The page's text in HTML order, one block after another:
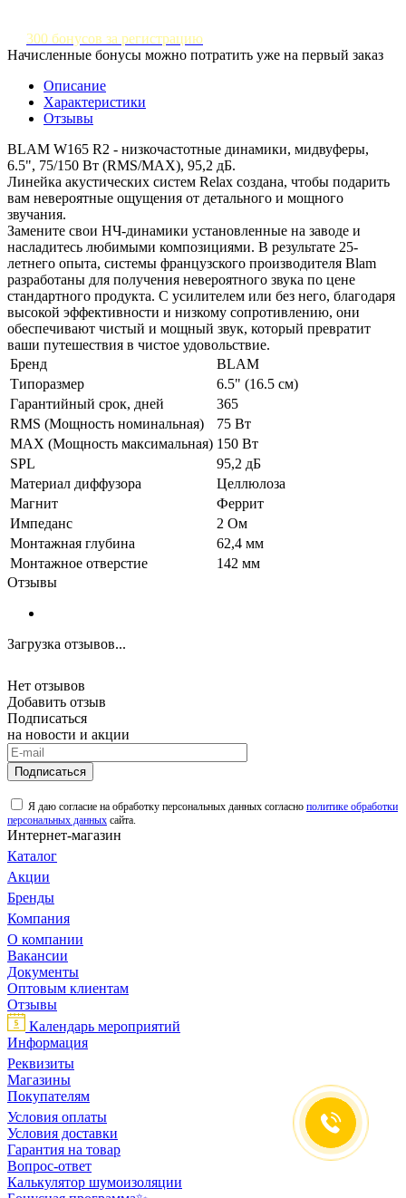
300 бонусов за регистрацию
Начисленные бонусы можно потратить уже на первый заказ
Описание
Характеристики
Отзывы
BLAM W165 R2 - низкочастотные динамики, мидвуферы,
6.5", 75/150 Вт (RMS/MAX), 95,2 дБ.
Линейка акустических систем Relax создана, чтобы подарить
вам невероятные ощущения от детального и мощного
звучания.
Замените свои НЧ-динамики установленные на заводе и
насладитесь любимыми композициями. В результате 25-
летнего опыта, системы французского производителя Blam
разработаны для получения невероятного звука по цене
стандартного продукта. С усилителем или без него, благодаря
высокой эффективности и низкому сопротивлению, они
обеспечивают чистый и мощный звук, который превратит
ваши путешествия в чистое удовольствие.
Бренд
BLAM
Типоразмер
6.5" (16.5 см)
Гарантийный срок, дней
365
RMS (Мощность номинальная)
75 Вт
MAX (Мощность максимальная) 150 Вт
SPL
95,2 дБ
Материал диффузора
Целлюлоза
Магнит
Феррит
Импеданс
2 Ом
Монтажная глубина
62,4 мм
Монтажное отверстие
142 мм
Отзывы
Загрузка отзывов...
Нет отзывов
Добавить отзыв
Подписаться
на новости и акции
Подписаться
Я даю согласие на обработку персональных данных согласно политике обработки
персональных данных сайта.
Интернет-магазин
Каталог
Акции
Бренды
Компания
О компании
Вакансии
Документы
Оптовым клиентам
Отзывы
Календарь мероприятий
Информация
Реквизиты
Магазины
Покупателям
Условия оплаты
Условия доставки
Гарантия на товар
Вопрос-ответ
Калькулятор шумоизоляции